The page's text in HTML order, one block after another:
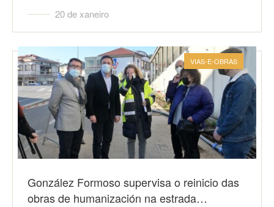
20 de xaneiro
VIAS-E-OBRAS
González Formoso supervisa o reinicio das
obras de humanización na estrada…